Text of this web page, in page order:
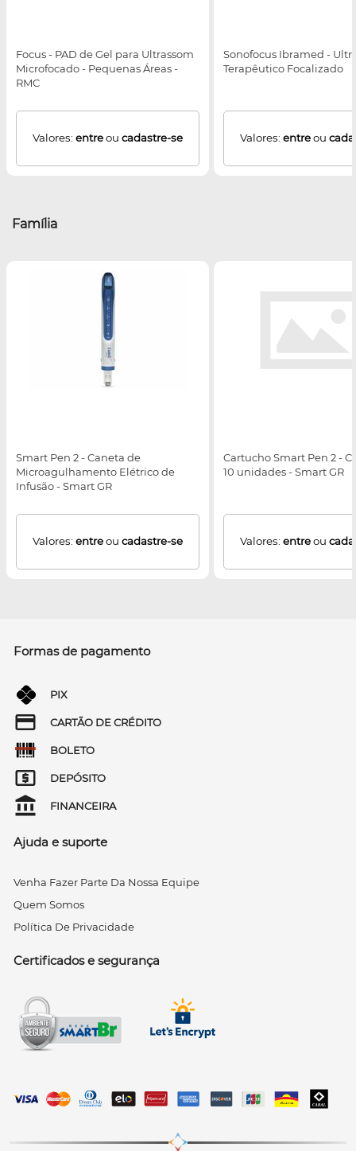
Focus - PAD de Gel para Ultrassom
Microfocado - Pequenas Áreas -
RMC
Valores: entreou cadastre-se
Sonofocus Ibramed -
Terapêutico Focalizado
Valores: entreou
Família
Smart Pen 2 - Caneta de
Microagulhamento Elétrico de
Infusão - Smart GR
Valores: entreou cadastre-se
Cartucho Smart Pen 2 -
10 unidades - Smart GR
Valores: entreou
Formas de pagamento
PIX
CARTÃO DE CRÉDITO
BOLETO
DEPÓSITO
FINANCEIRA
Ajuda e suporte
Venha Fazer Parte Da Nossa Equipe
Quem Somos
Política De Privacidade
Certificados e segurança